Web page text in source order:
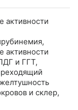
активности
активности
и ГГТ,
и склер,